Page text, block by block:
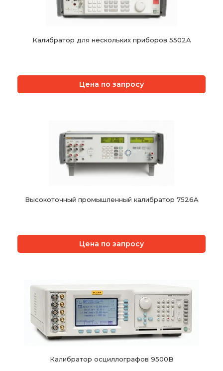
Калибратор для нескольких приборов 5502A
Цена по запросу
Высокоточный промышленный калибратор 7526A
Цена по запросу
Калибратор осциллографов 9500B